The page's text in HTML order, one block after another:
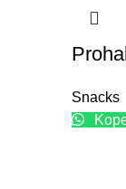
Snacks